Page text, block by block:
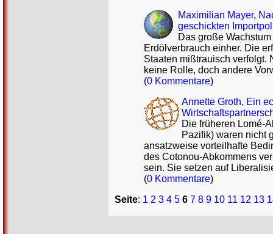
Maximilian Mayer,
geschickten
Das große
Erdölverbrauch einher. Die
Staaten mißtrauisch verfolgt.
keine Rolle, doch andere
(0 Kommentare)
Annette Groth, Ein
Die früheren Lomé-
Pazifik) waren nicht
ansatzweise vorteilhafte
des Cotonou-Abkommens
sein. Sie setzen auf
(0 Kommentare)
Seite: 1 2 3 4 5 6 7 8 9 10 11 12 13